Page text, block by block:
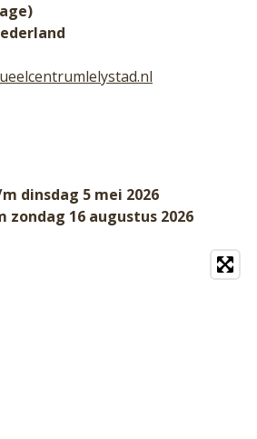
dinsdag 5 mei 2026
16 augustus 2026